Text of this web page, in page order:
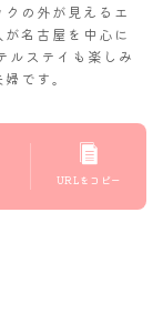
の外が見えるエ
名古屋を中心に
ルステイも楽しみ
です。
URLをコピー